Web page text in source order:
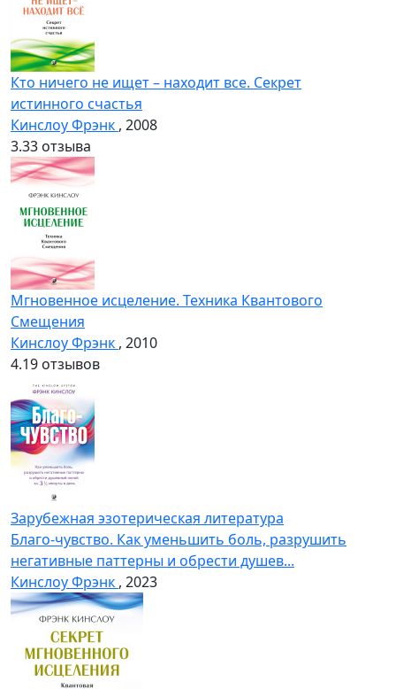
Кто ничего не ищет – находит все. Секрет
истинного счастья
Кинслоу Фрэнк , 2008
3.33 отзыва
Мгновенное исцеление. Техника Квантового
Смещения
Кинслоу Фрэнк , 2010
4.19 отзывов
Зарубежная эзотерическая литература
Благо-чувство. Как уменьшить боль, разрушить
негативные паттерны и обрести душев...
Кинслоу Фрэнк , 2023